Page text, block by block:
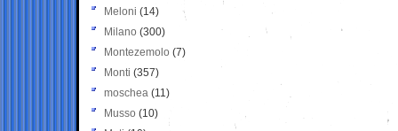
Meloni (14)
Milano (300)
Montezemolo (7)
Monti (357)
moschea (11)
Musso (10)